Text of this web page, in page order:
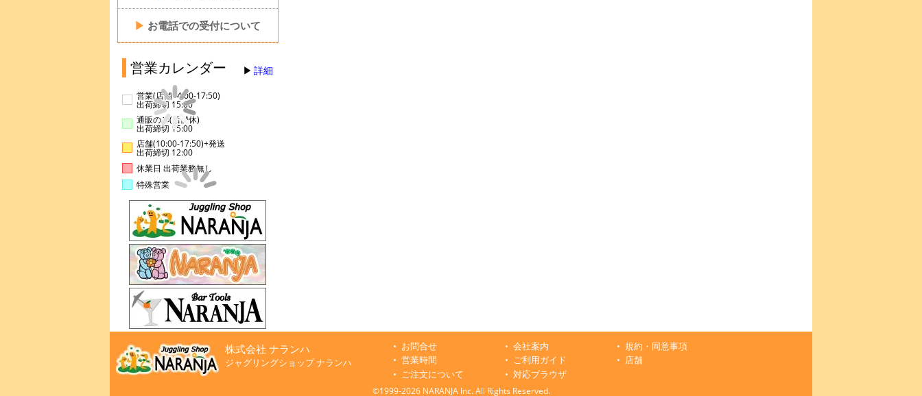
▶ お電話での受付について
営業カレンダー 詳細
営業(店舗14:00-17:50)
出荷締切 15:00
通販のみ(店舗休)
出荷締切 15:00
店舗(10:00-17:50)+発送
出荷締切 12:00
休業日 出荷業務無し
特殊営業
株式会社 ナランハ
ジャグリングショップ ナランハ
お問合せ 会社案内
規約・同意事項
営業時間
ご利用ガイド
店舗
ご注文について
対応ブラウザ
©1999-2026 NARANJA Inc. All Rights Reserved.